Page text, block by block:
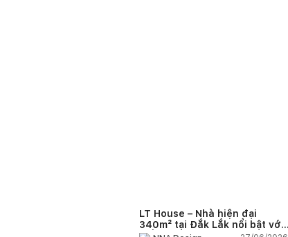
LT House – Nhà hiện đại
340m² tại Đắk Lắk nổi bật với